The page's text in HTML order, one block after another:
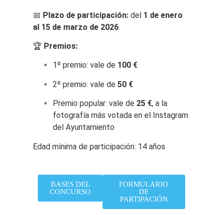
📅 Plazo de participación: del 1 de enero
al 15 de marzo de 2026.
🏆 Premios:
1º premio: vale de 100 €
2º premio: vale de 50 €
Premio popular: vale de 25 €, a la
fotografía más votada en el Instagram
del Ayuntamiento
Edad mínima de participación: 14 años
BASES DEL
CONCURSO
FORMULARIO
DE
PARTIPACIÓN